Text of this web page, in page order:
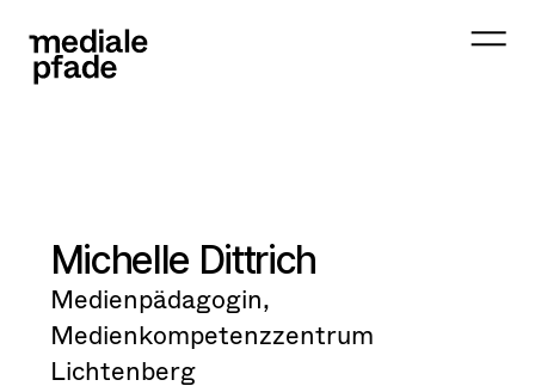
Michelle Dittrich
Medienpädagogin,
Medienkompetenzzentrum
Lichtenberg